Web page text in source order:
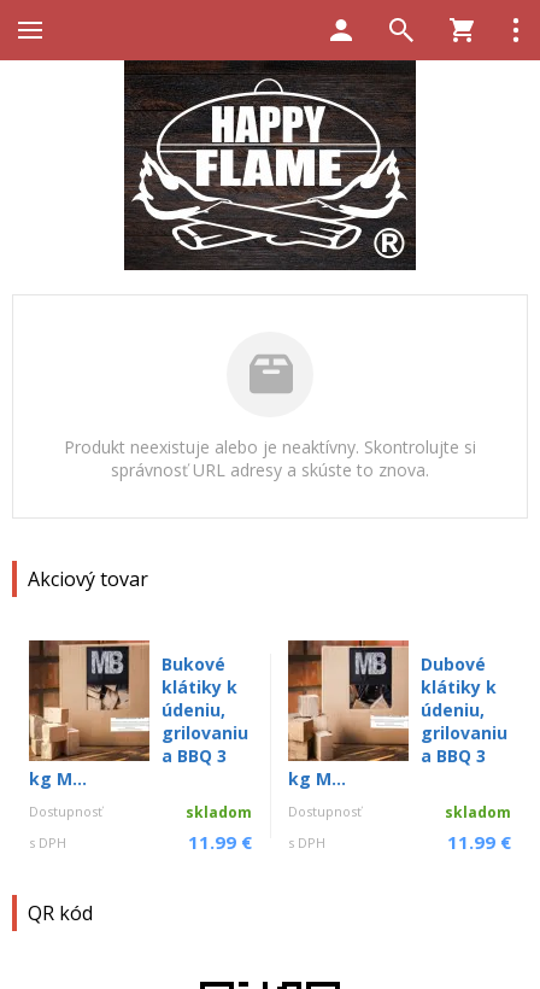
Akciový tovar
Bukové
klátiky k
údeniu,
grilovaniu
a BBQ 3
kg M...
Dostupnosť skladom
s DPH 11.99 €
Dubové
klátiky k
údeniu,
grilovaniu
a BBQ 3
kg M...
Dostupnosť skladom
s DPH 11.99 €
QR kód
Produkt neexistuje alebo je neaktívny. Skontrolujte si
správnosť URL adresy a skúste to znova.